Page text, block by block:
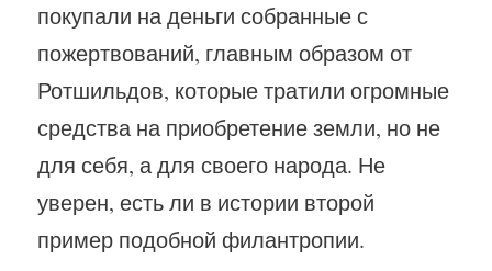
покупали на деньги собранные с
пожертвований, главным образом от
Ротшильдов, которые тратили огромные
средства на приобретение земли, но не
для себя, а для своего народа. Не
уверен, есть ли в истории второй
пример подобной филантропии.